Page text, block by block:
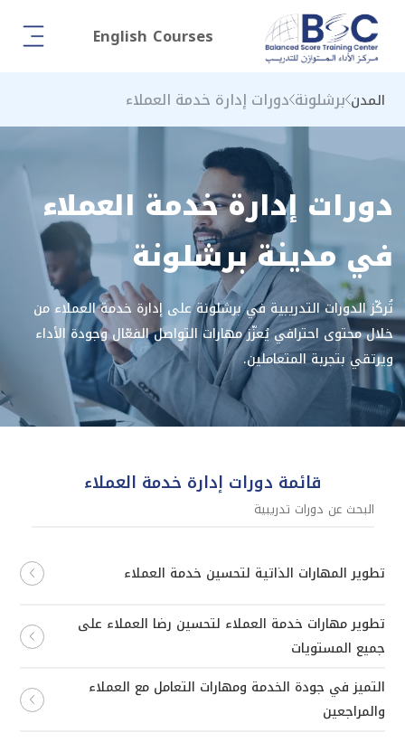
English Courses
المدن برشلونة دورات إدارة خدمة العملاء
دورات إدارة خدمة العملاء
في مدينة برشلونة
تُركّز الدورات التدريبية في برشلونة على إدارة خدمة العملاء من
خلال محتوى احترافي يُعزّز مهارات التواصل الفعّال وجودة الأداء
ويرتقي بتجربة المتعاملين.
قائمة دورات إدارة خدمة العملاء
تطوير المهارات الذاتية لتحسين خدمة العملاء
تطوير مهارات خدمة العملاء لتحسين رضا العملاء على
جميع المستويات
التميز في جودة الخدمة ومهارات التعامل مع العملاء
والمراجعين